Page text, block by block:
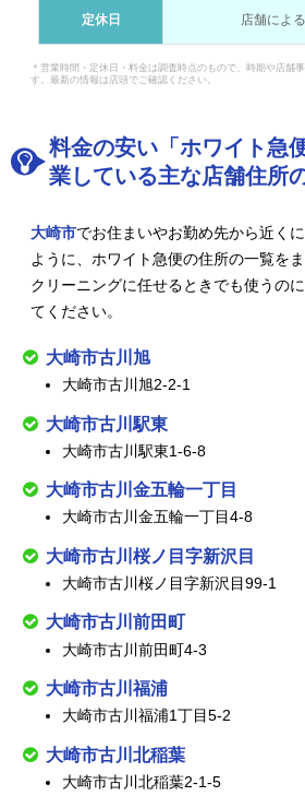
定休日 店舗によ
＊営業時間・定休日・料金は調査時点のもので、時期や店舗
す。最新の情報は店頭でご確認ください。
料金の安い「ホワイト急
業している主な店舗住所
大崎市でお住まいやお勤め先から近く
ように、ホワイト急便の住所の一覧を
クリーニングに任せるときでも使うの
てください。
大崎市古川旭
大崎市古川旭2-2-1
大崎市古川駅東
大崎市古川駅東1-6-8
大崎市古川金五輪一丁目
大崎市古川金五輪一丁目4-8
大崎市古川桜ノ目字新沢目
大崎市古川桜ノ目字新沢目99-1
大崎市古川前田町
大崎市古川前田町4-3
大崎市古川福浦
大崎市古川福浦1丁目5-2
大崎市古川北稲葉
大崎市古川北稲葉2-1-5